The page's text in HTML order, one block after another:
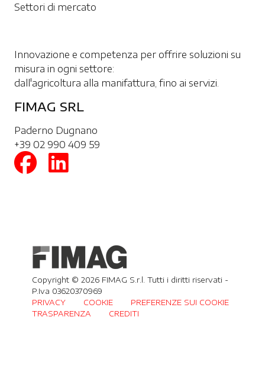
Settori di mercato
Innovazione e competenza per offrire soluzioni su
misura in ogni settore:
dall'agricoltura alla manifattura, fino ai servizi.
FIMAG SRL
Paderno Dugnano
+39 02 990 409 59
Copyright © 2026 FIMAG S.r.l. Tutti i diritti riservati -
P.Iva 03620370969
PRIVACY
COOKIE
PREFERENZE SUI COOKIE
TRASPARENZA
CREDITI